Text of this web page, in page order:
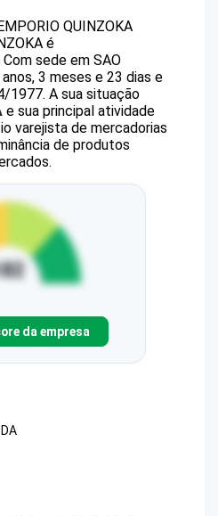
QUINZOKA
é
Com sede em SAO
anos, 3 meses e 23 dias e
1977. A sua situação
e sua principal atividade
varejista de mercadorias
de produtos
da empresa